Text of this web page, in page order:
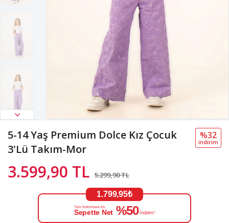
5-14 Yaş Premium Dolce Kız Çocuk
3'Lü Takım-Mor
3.599,90 TL 5.299,90 TL
%32
i̇ndi̇ri̇m
1.799,95₺
Tüm İndirimlere Ek
Sepette Net %50 İndirim!